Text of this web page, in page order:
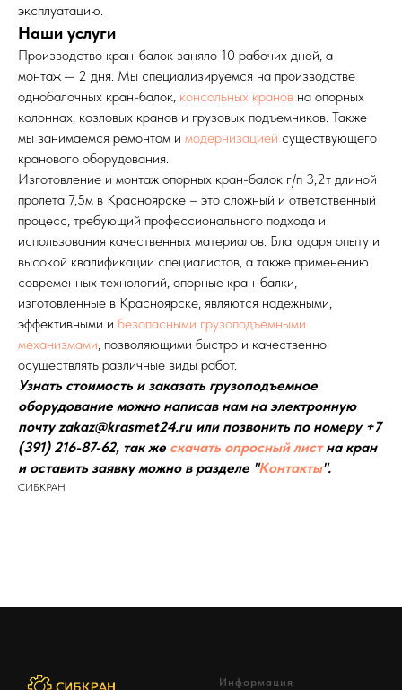
эксплуатацию.
Наши услуги
Производство кран-балок заняло 10 рабочих дней, а
монтаж — 2 дня. Мы специализируемся на производстве
однобалочных кран-балок, консольных кранов на опорных
колоннах, козловых кранов и грузовых подъемников. Также
мы занимаемся ремонтом и модернизацией существующего
кранового оборудования.
Изготовление и монтаж опорных кран-балок г/п 3,2т длиной
пролета 7,5м в Красноярске – это сложный и ответственный
процесс, требующий профессионального подхода и
использования качественных материалов. Благодаря опыту и
высокой квалификации специалистов, а также применению
современных технологий, опорные кран-балки,
изготовленные в Красноярске, являются надежными,
эффективными и безопасными грузоподъемными
механизмами, позволяющими быстро и качественно
осуществлять различные виды работ.
Узнать стоимость и заказать грузоподъемное
оборудование можно написав нам на электронную
почту zakaz@krasmet24.ru или позвонить по номеру +7
(391) 216-87-62, так же скачать опросный листна кран
и оставить заявку можно в разделе "Контакты".
СИБКРАН
Информация